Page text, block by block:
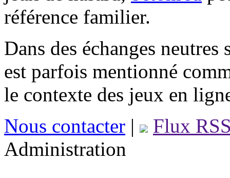
référence familier.
Dans des échanges
est parfois mentionné
le contexte des jeux en
Nous contacter |
Flux
Administration